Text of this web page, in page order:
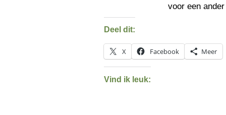
voor een
Deel dit:
X Facebook Meer
Vind ik leuk: